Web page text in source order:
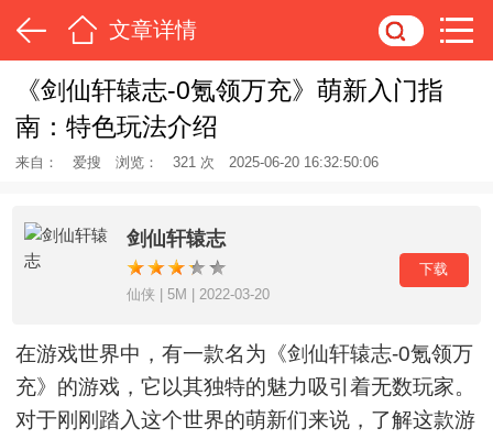
文章详情
《剑仙轩辕志-0氪领万充》萌新入门指
南：特色玩法介绍
来自： 爱搜 浏览： 321 次 2025-06-20 16:32:50:06
剑仙轩辕志
仙侠 | 5M | 2022-03-20
下载
在游戏世界中，有一款名为《剑仙轩辕志-0氪领万
充》的游戏，它以其独特的魅力吸引着无数玩家。
对于刚刚踏入这个世界的萌新们来说，了解这款游